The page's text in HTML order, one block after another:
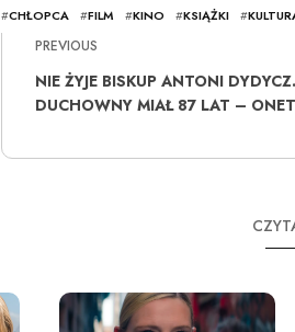
#CHŁOPCA #FILM #KINO #KSIĄŻKI #
PREVIOUS
NIE ŻYJE BISKUP ANTONI DYDYCZ.
DUCHOWNY MIAŁ 87 LAT – ONET